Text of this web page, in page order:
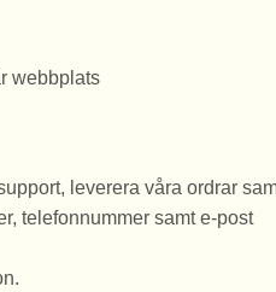
webbplats
leverera våra ordrar
telefonnummer samt e-post